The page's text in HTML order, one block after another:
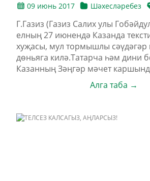
09 июнь 2017 Шәхесләребез
Г.Газиз (Газиз Салих улы
елның 27 июнендә Казанда
хуҗасы, мул тормышлы сәүдәгәр
дөньяга килә.Татарча һәм дини
Казанның Зәңгәр мәчет
Алга таба →